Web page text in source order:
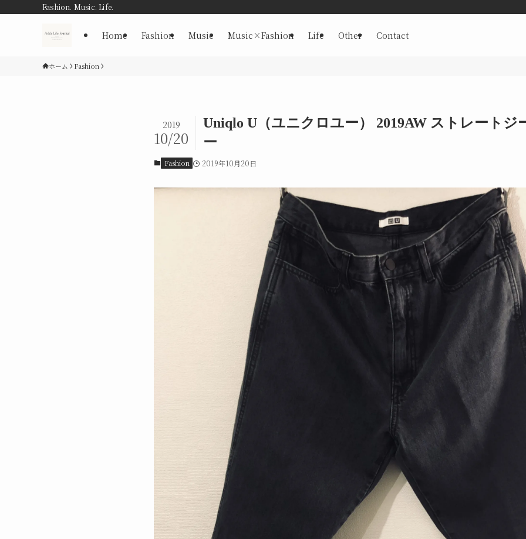
Fashion. Music. Life.
Home Fashion Music Music×Fashion Life Other Contact
ホーム Fashion
Uniqlo U（ユニクロユー） 2019AW ストレートジ
ー
2019
10/20
Fashion 2019年10月20日